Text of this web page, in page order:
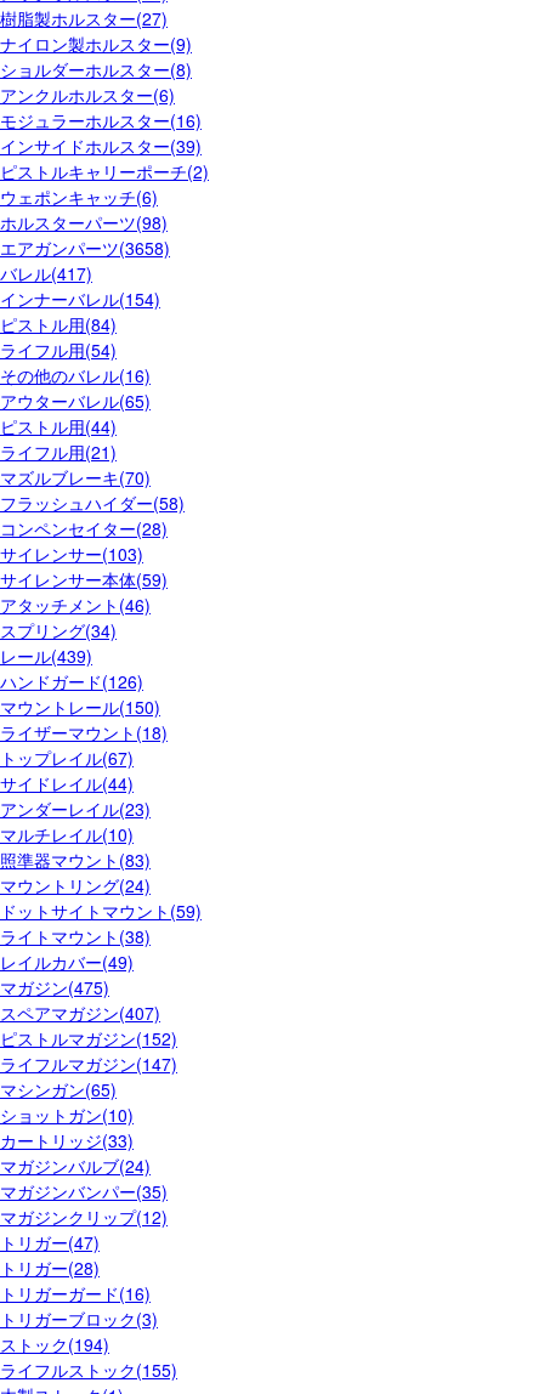
樹脂製ホルスター(27)
ナイロン製ホルスター(9)
ショルダーホルスター(8)
アンクルホルスター(6)
モジュラーホルスター(16)
インサイドホルスター(39)
ピストルキャリーポーチ(2)
ウェポンキャッチ(6)
ホルスターパーツ(98)
エアガンパーツ(3658)
バレル(417)
インナーバレル(154)
ピストル用(84)
ライフル用(54)
その他のバレル(16)
アウターバレル(65)
ピストル用(44)
ライフル用(21)
マズルブレーキ(70)
フラッシュハイダー(58)
コンペンセイター(28)
サイレンサー(103)
サイレンサー本体(59)
アタッチメント(46)
スプリング(34)
レール(439)
ハンドガード(126)
マウントレール(150)
ライザーマウント(18)
トップレイル(67)
サイドレイル(44)
アンダーレイル(23)
マルチレイル(10)
照準器マウント(83)
マウントリング(24)
ドットサイトマウント(59)
ライトマウント(38)
レイルカバー(49)
マガジン(475)
スペアマガジン(407)
ピストルマガジン(152)
ライフルマガジン(147)
マシンガン(65)
ショットガン(10)
カートリッジ(33)
マガジンバルブ(24)
マガジンバンパー(35)
マガジンクリップ(12)
トリガー(47)
トリガー(28)
トリガーガード(16)
トリガーブロック(3)
ストック(194)
ライフルストック(155)